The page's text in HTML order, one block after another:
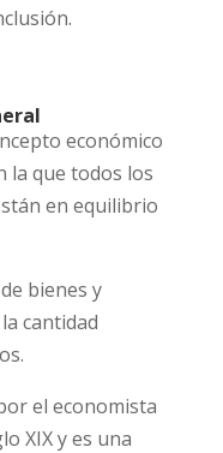
económico
la que todos los
en equilibrio
bienes y
cantidad
el economista
XIX y es una